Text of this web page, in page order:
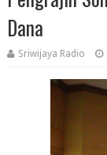
Dana
Sriwijaya Radio